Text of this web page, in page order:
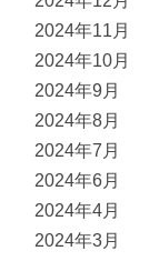
2024年11月
2024年10月
2024年9月
2024年8月
2024年7月
2024年6月
2024年4月
2024年3月